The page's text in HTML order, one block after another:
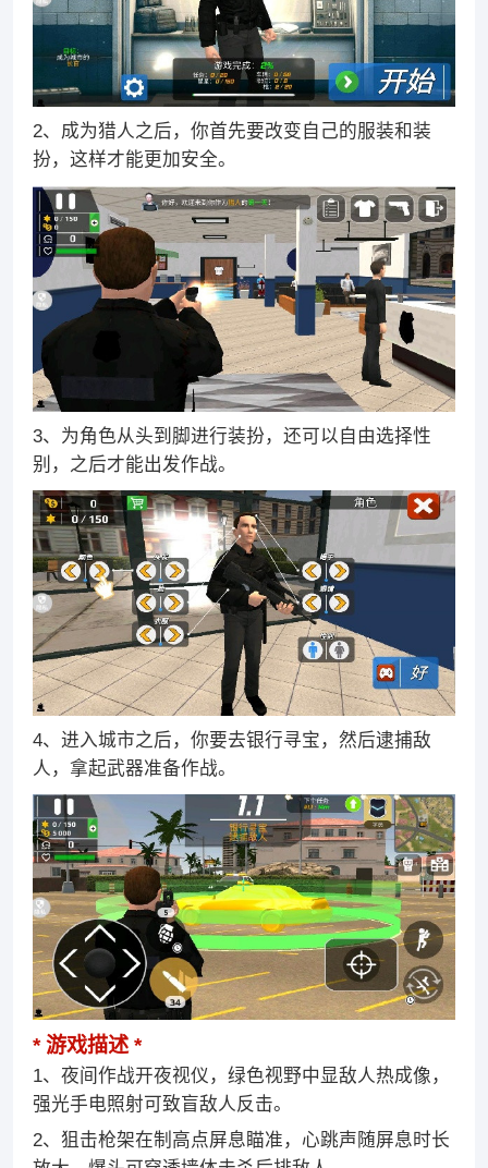
2、成为猎人之后，你首先要改变自己的服装和装
扮，这样才能更加安全。
3、为角色从头到脚进行装扮，还可以自由选择性
别，之后才能出发作战。
4、进入城市之后，你要去银行寻宝，然后逮捕敌
人，拿起武器准备作战。
游戏描述
1、夜间作战开夜视仪，绿色视野中显敌人热成像，
强光手电照射可致盲敌人反击。
2、狙击枪架在制高点屏息瞄准，心跳声随屏息时长